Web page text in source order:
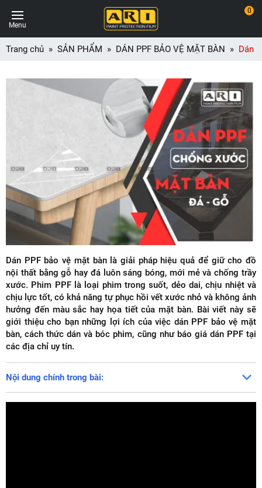
Menu
0
Trang chủ SẢN PHẨM DÁN PPF BẢO VỆ MẶT BÀN Dán
Dán PPF bảo vệ mặt bàn là giải pháp hiệu quả để giữ cho đồ
nội thất bằng gỗ hay đá luôn sáng bóng, mới mẻ và chống trầy
xước. Phim PPF là loại phim trong suốt, dẻo dai, chịu nhiệt và
chịu lực tốt, có khả năng tự phục hồi vết xước nhỏ và không ảnh
hưởng đến màu sắc hay họa tiết của mặt bàn. Bài viết này sẽ
giới thiệu cho bạn những lợi ích của việc dán PPF bảo vệ mặt
bàn, cách thức dán và bóc phim, cũng như báo giá dán PPF tại
các địa chỉ uy tín.
Nội dung chính trong bài: